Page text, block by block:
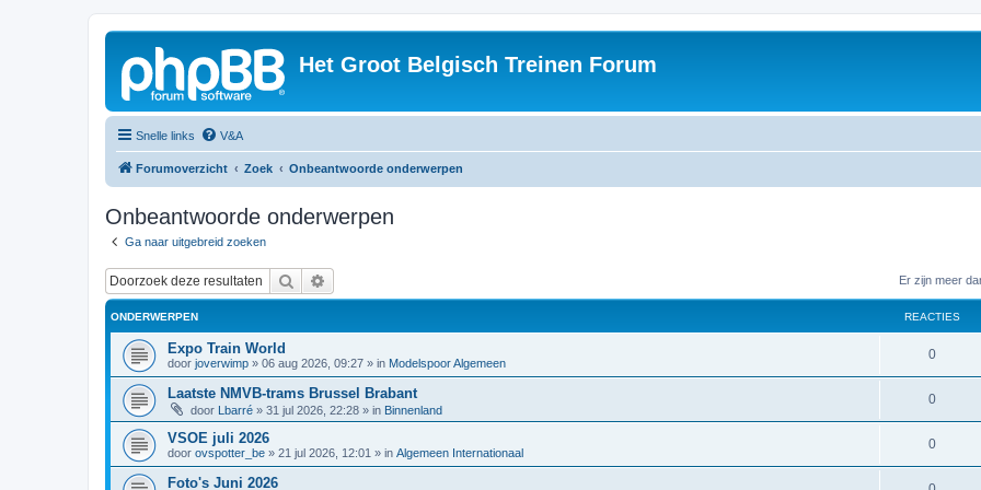
Het Groot Belgisch Treinen Forum
Snelle links V&A
Forumoverzicht Zoek Onbeantwoorde onderwerpen
Onbeantwoorde onderwerpen
Ga naar uitgebreid zoeken
Zoek Er zijn meer
ONDERWERPEN REACTIES
Expo Train World
door joverwimp » 06 aug 2026, 09:27 » in Modelspoor Algemeen
0
Laatste NMVB-trams Brussel Brabant
door Lbarré » 31 jul 2026, 22:28 » in Binnenland
0
VSOE juli 2026
door ovspotter_be » 21 jul 2026, 12:01 » in Algemeen Internationaal
0
Foto's Juni 2026